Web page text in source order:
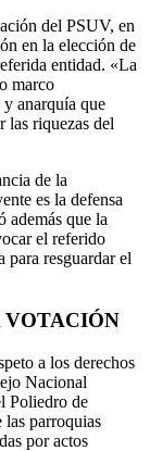
del PSUV, en
en la elección de
entidad. «La
marco
anarquía que
las riquezas del
de la
es la defensa
además que la
el referido
para resguardar el
VOTACIÓN
a los derechos
Nacional
Poliedro de
las parroquias
por actos